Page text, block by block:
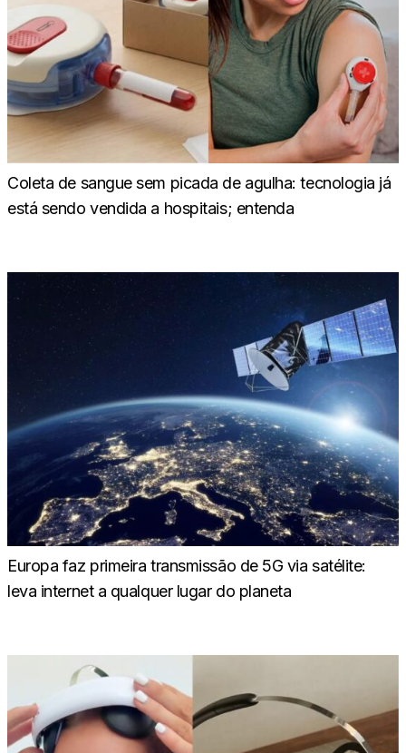
Coleta de sangue sem picada de agulha: tecnologia já
está sendo vendida a hospitais; entenda
Europa faz primeira transmissão de 5G via satélite:
leva internet a qualquer lugar do planeta